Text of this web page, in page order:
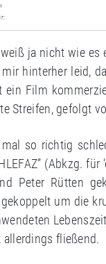
ja nicht wie es
hinterher leid,
ein Film
Streifen, gefolgt
so richtig
(Abkzg.
Peter Rütten
um die
fließend.